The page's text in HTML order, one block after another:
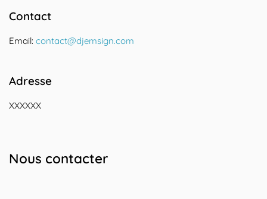
Contact
Email: contact@djemsign.com
Adresse
XXXXXX
Nous contacter